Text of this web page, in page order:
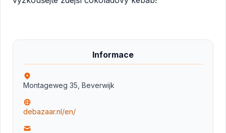
Informace
Montageweg 35, Beverwijk
debazaar.nl/en/